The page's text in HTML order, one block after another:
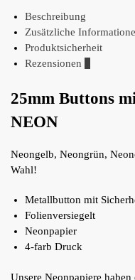
Beschreibung
Zusätzliche
Produktsicherheit
Rezensionen
25mm Buttons
NEON
Neongelb, Neongrün,
Wahl!
Metallbutton mit
Folienversiegelt
Neonpapier
4-farb Druck
Unsere Neonpapiere